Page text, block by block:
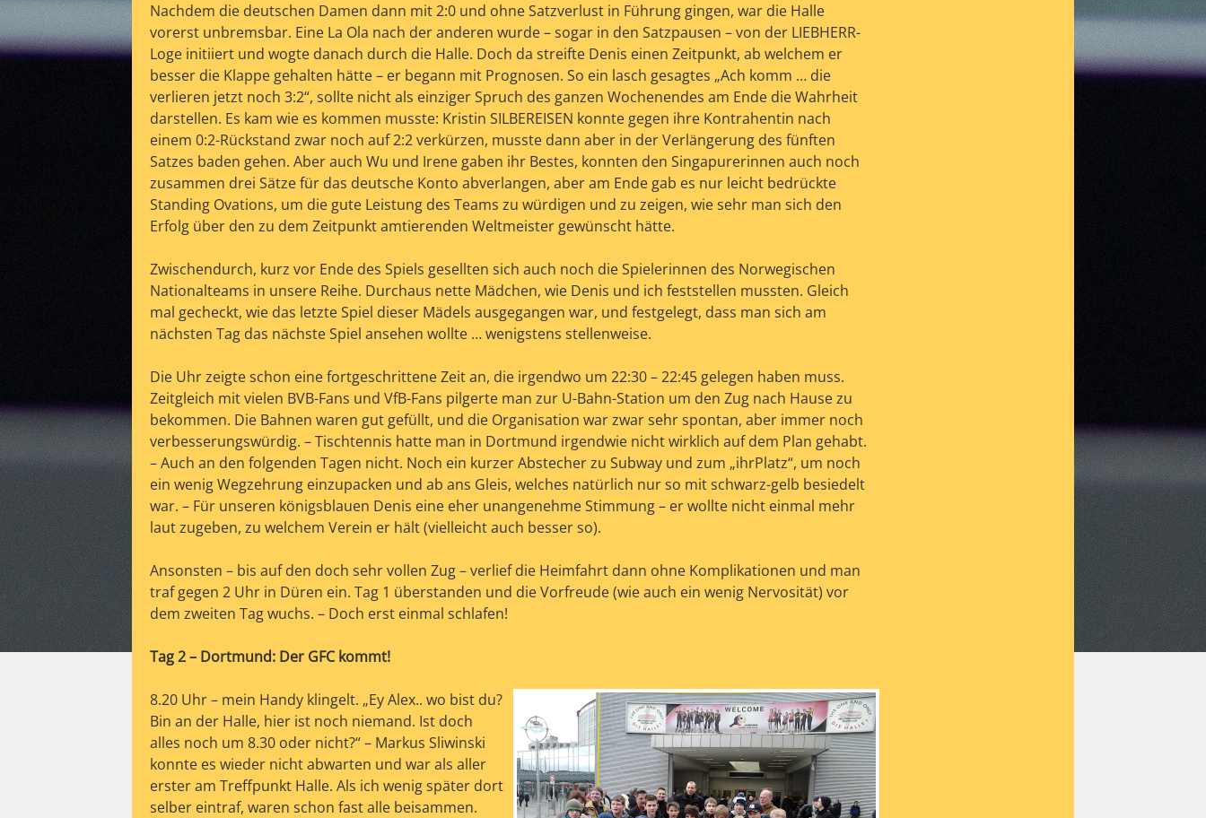
Nachdem die deutschen Damen dann mit 2:0 und ohne Satzverlust in Führung gingen, war die Halle
vorerst unbremsbar. Eine La Ola nach der anderen wurde – sogar in den Satzpausen – von der LIEBHERR-
Loge initiiert und wogte danach durch die Halle. Doch da streifte Denis einen Zeitpunkt, ab welchem er
besser die Klappe gehalten hätte – er begann mit Prognosen. So ein lasch gesagtes „Ach komm … die
verlieren jetzt noch 3:2“, sollte nicht als einziger Spruch des ganzen Wochenendes am Ende die Wahrheit
darstellen. Es kam wie es kommen musste: Kristin SILBEREISEN konnte gegen ihre Kontrahentin nach
einem 0:2-Rückstand zwar noch auf 2:2 verkürzen, musste dann aber in der Verlängerung des fünften
Satzes baden gehen. Aber auch Wu und Irene gaben ihr Bestes, konnten den Singapurerinnen auch noch
zusammen drei Sätze für das deutsche Konto abverlangen, aber am Ende gab es nur leicht bedrückte
Standing Ovations, um die gute Leistung des Teams zu würdigen und zu zeigen, wie sehr man sich den
Erfolg über den zu dem Zeitpunkt amtierenden Weltmeister gewünscht hätte.
Zwischendurch, kurz vor Ende des Spiels gesellten sich auch noch die Spielerinnen des Norwegischen
Nationalteams in unsere Reihe. Durchaus nette Mädchen, wie Denis und ich feststellen mussten. Gleich
mal gecheckt, wie das letzte Spiel dieser Mädels ausgegangen war, und festgelegt, dass man sich am
nächsten Tag das nächste Spiel ansehen wollte … wenigstens stellenweise.
Die Uhr zeigte schon eine fortgeschrittene Zeit an, die irgendwo um 22:30 – 22:45 gelegen haben muss.
Zeitgleich mit vielen BVB-Fans und VfB-Fans pilgerte man zur U-Bahn-Station um den Zug nach Hause zu
bekommen. Die Bahnen waren gut gefüllt, und die Organisation war zwar sehr spontan, aber immer noch
verbesserungswürdig. – Tischtennis hatte man in Dortmund irgendwie nicht wirklich auf dem Plan gehabt.
– Auch an den folgenden Tagen nicht. Noch ein kurzer Abstecher zu Subway und zum „ihrPlatz“, um noch
ein wenig Wegzehrung einzupacken und ab ans Gleis, welches natürlich nur so mit schwarz-gelb besiedelt
war. – Für unseren königsblauen Denis eine eher unangenehme Stimmung – er wollte nicht einmal mehr
laut zugeben, zu welchem Verein er hält (vielleicht auch besser so).
Ansonsten – bis auf den doch sehr vollen Zug – verlief die Heimfahrt dann ohne Komplikationen und man
traf gegen 2 Uhr in Düren ein. Tag 1 überstanden und die Vorfreude (wie auch ein wenig Nervosität) vor
dem zweiten Tag wuchs. – Doch erst einmal schlafen!
Tag 2 – Dortmund: Der GFC kommt!
8.20 Uhr – mein Handy klingelt. „Ey Alex.. wo bist du?
Bin an der Halle, hier ist noch niemand. Ist doch
alles noch um 8.30 oder nicht?“ – Markus Sliwinski
konnte es wieder nicht abwarten und war als aller
erster am Treffpunkt Halle. Als ich wenig später dort
selber eintraf, waren schon fast alle beisammen.